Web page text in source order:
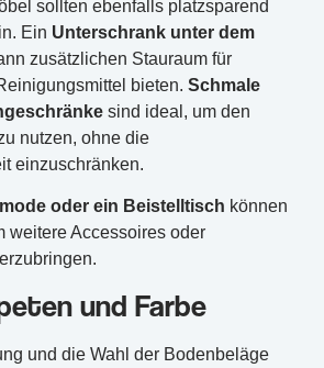
sollten ebenfalls platzsparend
Ein Unterschrank unter dem
zusätzlichen Stauraum für
bieten. Schmale
sind ideal, um den
nutzen, ohne die
einzuschränken.
oder ein Beistelltisch können
weitere Accessoires oder
und Farbe
und die Wahl der Bodenbeläge